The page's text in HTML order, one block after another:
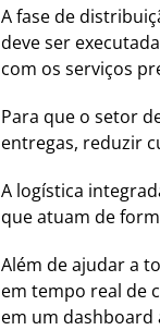
A fase de
deve ser
com os serviços
Para que o setor
entregas, reduzir
A logística
que atuam de
Além de ajudar a
em tempo real de
em um dashboard